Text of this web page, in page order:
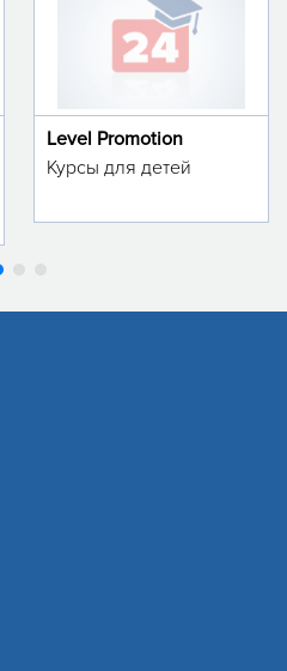
Level Promotion
Курсы для детей